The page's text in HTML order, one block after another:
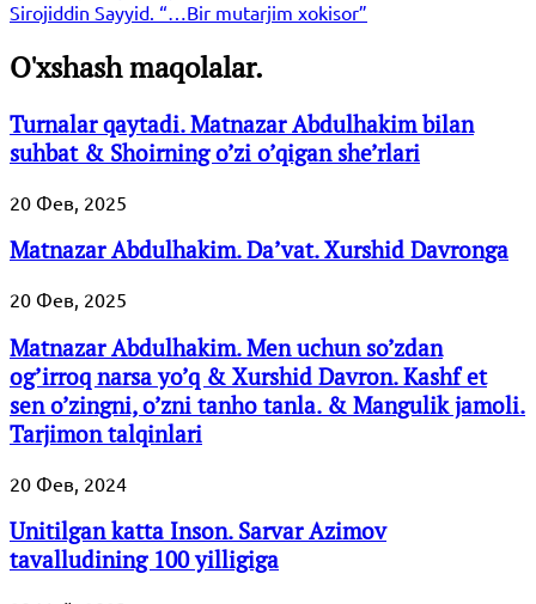
Sirojiddin Sayyid. “…Bir mutarjim xokisor”
O'xshash maqolalar.
Turnalar qaytadi. Matnazar Abdulhakim bilan
suhbat & Shoirning o’zi o’qigan she’rlari
20 Фев, 2025
Matnazar Abdulhakim. Da’vat. Xurshid Davronga
20 Фев, 2025
Matnazar Abdulhakim. Men uchun so’zdan
og’irroq narsa yo’q & Xurshid Davron. Kashf et
sen o’zingni, o’zni tanho tanla. & Mangulik jamoli.
Tarjimon talqinlari
20 Фев, 2024
Unitilgan katta Inson. Sarvar Azimov
tavalludining 100 yilligiga